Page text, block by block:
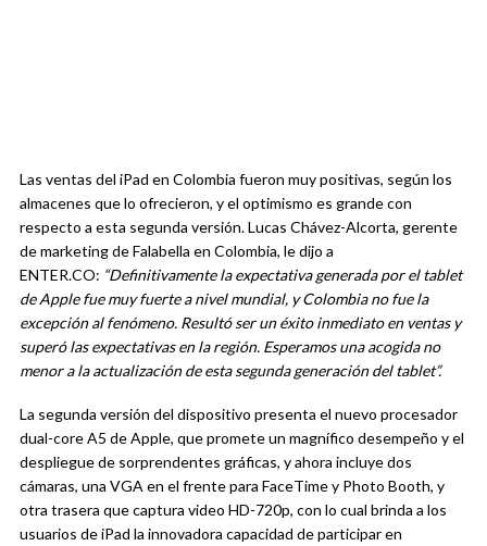
Las ventas del iPad en Colombia fueron muy positivas, según los
almacenes que lo ofrecieron, y el optimismo es grande con
respecto a esta segunda versión. Lucas Chávez-Alcorta, gerente
de marketing de Falabella en Colombia, le dijo a
ENTER.CO: “Definitivamente la expectativa generada por el tablet
de Apple fue muy fuerte a nivel mundial, y Colombia no fue la
excepción al fenómeno. Resultó ser un éxito inmediato en ventas y
superó las expectativas en la región. Esperamos una acogida no
menor a la actualización de esta segunda generación del tablet”.
La segunda versión del dispositivo presenta el nuevo procesador
dual-core A5 de Apple, que promete un magnífico desempeño y el
despliegue de sorprendentes gráficas, y ahora incluye dos
cámaras, una VGA en el frente para FaceTime y Photo Booth, y
otra trasera que captura video HD-720p, con lo cual brinda a los
usuarios de iPad la innovadora capacidad de participar en